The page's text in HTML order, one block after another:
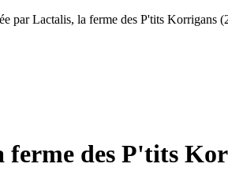
par Lactalis, la ferme des P'tits Korrigans
des P'tits